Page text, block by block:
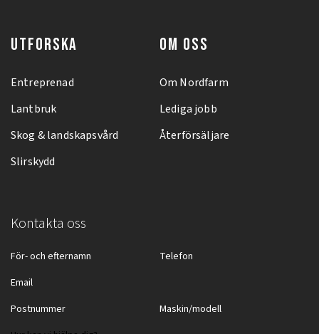
UTFORSKA
Entreprenad
Lantbruk
Skog & landskapsvård
Slirskydd
OM OSS
Om Nordfarm
Lediga jobb
Återförsäljare
Kontakta oss